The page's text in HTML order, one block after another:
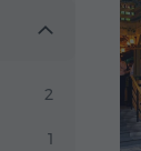
2
1